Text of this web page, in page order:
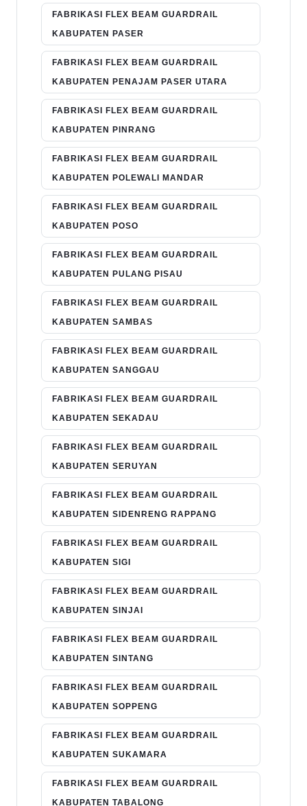
FABRIKASI FLEX BEAM GUARDRAIL
KABUPATEN PASER
FABRIKASI FLEX BEAM GUARDRAIL
KABUPATEN PENAJAM PASER UTARA
FABRIKASI FLEX BEAM GUARDRAIL
KABUPATEN PINRANG
FABRIKASI FLEX BEAM GUARDRAIL
KABUPATEN POLEWALI MANDAR
FABRIKASI FLEX BEAM GUARDRAIL
KABUPATEN POSO
FABRIKASI FLEX BEAM GUARDRAIL
KABUPATEN PULANG PISAU
FABRIKASI FLEX BEAM GUARDRAIL
KABUPATEN SAMBAS
FABRIKASI FLEX BEAM GUARDRAIL
KABUPATEN SANGGAU
FABRIKASI FLEX BEAM GUARDRAIL
KABUPATEN SEKADAU
FABRIKASI FLEX BEAM GUARDRAIL
KABUPATEN SERUYAN
FABRIKASI FLEX BEAM GUARDRAIL
KABUPATEN SIDENRENG RAPPANG
FABRIKASI FLEX BEAM GUARDRAIL
KABUPATEN SIGI
FABRIKASI FLEX BEAM GUARDRAIL
KABUPATEN SINJAI
FABRIKASI FLEX BEAM GUARDRAIL
KABUPATEN SINTANG
FABRIKASI FLEX BEAM GUARDRAIL
KABUPATEN SOPPENG
FABRIKASI FLEX BEAM GUARDRAIL
KABUPATEN SUKAMARA
FABRIKASI FLEX BEAM GUARDRAIL
KABUPATEN TABALONG